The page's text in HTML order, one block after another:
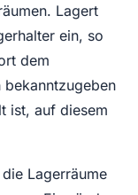
Lagert
ein, so
dem
ist, auf diesem
Lagerräume